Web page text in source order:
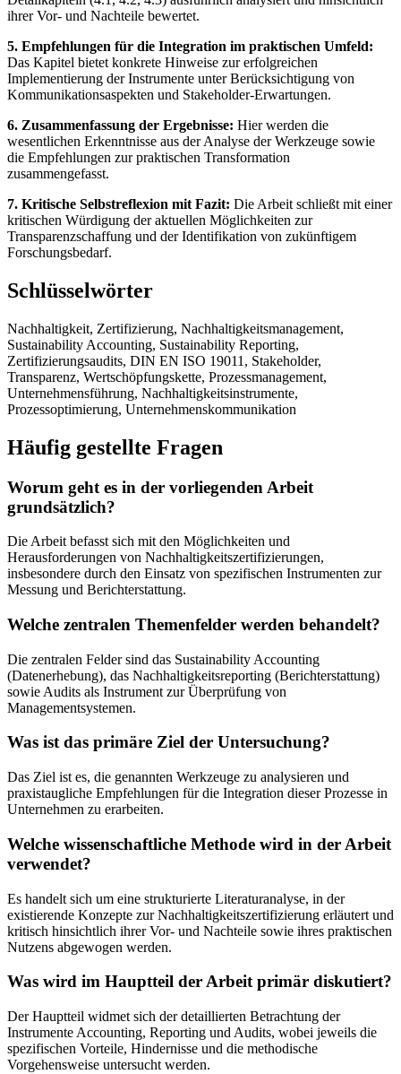
ihrer Vor- und Nachteile bewertet.
5. Empfehlungen für die Integration im praktischen Umfeld:
Das Kapitel bietet konkrete Hinweise zur erfolgreichen
Implementierung der Instrumente unter Berücksichtigung von
Kommunikationsaspekten und Stakeholder-Erwartungen.
6. Zusammenfassung der Ergebnisse: Hier werden die
wesentlichen Erkenntnisse aus der Analyse der Werkzeuge sowie
die Empfehlungen zur praktischen Transformation
zusammengefasst.
7. Kritische Selbstreflexion mit Fazit: Die Arbeit schließt mit einer
kritischen Würdigung der aktuellen Möglichkeiten zur
Transparenzschaffung und der Identifikation von zukünftigem
Forschungsbedarf.
Schlüsselwörter
Nachhaltigkeit, Zertifizierung, Nachhaltigkeitsmanagement,
Sustainability Accounting, Sustainability Reporting,
Zertifizierungsaudits, DIN EN ISO 19011, Stakeholder,
Transparenz, Wertschöpfungskette, Prozessmanagement,
Unternehmensführung, Nachhaltigkeitsinstrumente,
Prozessoptimierung, Unternehmenskommunikation
Häufig gestellte Fragen
Worum geht es in der vorliegenden Arbeit
grundsätzlich?
Die Arbeit befasst sich mit den Möglichkeiten und
Herausforderungen von Nachhaltigkeitszertifizierungen,
insbesondere durch den Einsatz von spezifischen Instrumenten zur
Messung und Berichterstattung.
Welche zentralen Themenfelder werden behandelt?
Die zentralen Felder sind das Sustainability Accounting
(Datenerhebung), das Nachhaltigkeitsreporting (Berichterstattung)
sowie Audits als Instrument zur Überprüfung von
Managementsystemen.
Was ist das primäre Ziel der Untersuchung?
Das Ziel ist es, die genannten Werkzeuge zu analysieren und
praxistaugliche Empfehlungen für die Integration dieser Prozesse in
Unternehmen zu erarbeiten.
Welche wissenschaftliche Methode wird in der Arbeit
verwendet?
Es handelt sich um eine strukturierte Literaturanalyse, in der
existierende Konzepte zur Nachhaltigkeitszertifizierung erläutert und
kritisch hinsichtlich ihrer Vor- und Nachteile sowie ihres praktischen
Nutzens abgewogen werden.
Was wird im Hauptteil der Arbeit primär diskutiert?
Der Hauptteil widmet sich der detaillierten Betrachtung der
Instrumente Accounting, Reporting und Audits, wobei jeweils die
spezifischen Vorteile, Hindernisse und die methodische
Vorgehensweise untersucht werden.